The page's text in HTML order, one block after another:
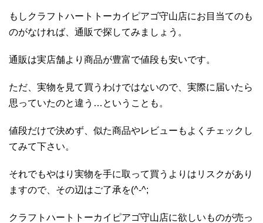
もしクラフトハートトーカイピアゴ守山店にお目当てのも
のがなければ、通販で探してみましょう。
通販は実店舗より商品が豊富で値段も安いです。
ただ、実物を見て買うわけではないので、実際に届いたら
思っていたのと違う…ということも。
値段だけで決めず、似た商品やレビューもよくチェックし
てみて下さい。
それでもやはり実物を手に取って買うよりはリスクがあり
ますので、その辺はご了承を(^-^;
クラフトハートトーカイピアゴ守山店に欲しいものが売っ